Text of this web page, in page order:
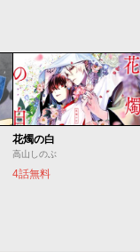
花燭の白
高山しのぶ
4話無料